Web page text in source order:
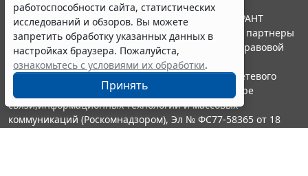
работоспособности сайта, статистических
исследований и обзоров. Вы можете
запретить обработку указанных данных в
настройках браузера. Пожалуйста,
ознакомьтесь с условиями их обработки.
Принять
© ООО "НПП "ГАРАНТ-СЕРВИС", 2026. Система ГАРАНТ
выпускается с 1990 года. Компания "Гарант" и ее партнеры
являются участниками Российской ассоциации правовой
информации ГАРАНТ.
Портал ГАРАНТ.РУ зарегистрирован в качестве сетевого
издания Федеральной службой по надзору в сфере
связи,информационных технологий и массовых
коммуникаций (Роскомнадзором), Эл № ФС77-58365 от 18